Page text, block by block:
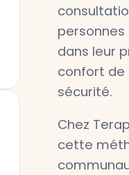
personnes
dans leur
confort de
sécurité.
Chez
cette